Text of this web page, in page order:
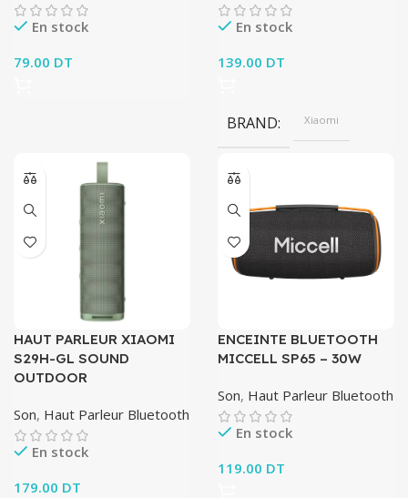
En stock
79.00 DT
En stock
139.00 DT
BRAND Xiaomi
HAUT PARLEUR XIAOMI
S29H-GL SOUND
OUTDOOR
Son, Haut Parleur Bluetooth
En stock
179.00 DT
ENCEINTE BLUETOOTH
MICCELL SP65 – 30W
Son, Haut Parleur Bluetooth
En stock
119.00 DT